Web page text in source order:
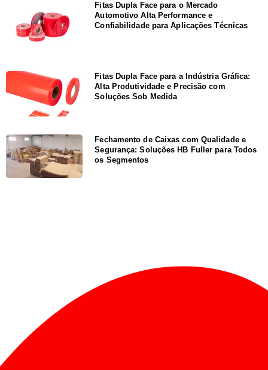
Fitas Dupla Face para o Mercado
Automotivo Alta Performance e
Confiabilidade para Aplicações Técnicas
Fitas Dupla Face para a Indústria Gráfica:
Alta Produtividade e Precisão com
Soluções Sob Medida
Fechamento de Caixas com Qualidade e
Segurança: Soluções HB Fuller para Todos
os Segmentos